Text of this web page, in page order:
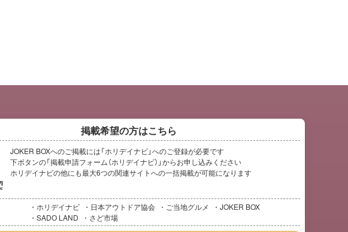
掲載希望の方はこちら
JOKER BOXへのご掲載には「ホリデイナビ」へのご登録が必要です
下ボタンの「掲載申請フォーム（ホリデイナビ）」からお申し込みください
ホリデイナビの他にも最大6つの関連サイトへの一括掲載が可能になります
ホリデイナビ 日本アウトドア協会 ご当地グルメ
JOKER BOX
SADO LAND
さど市場